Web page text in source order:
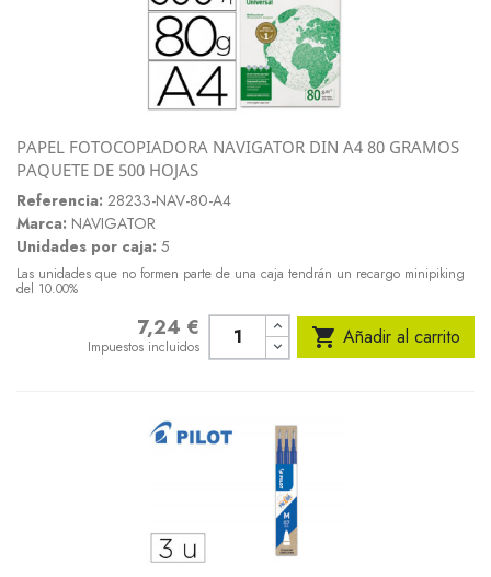
PAPEL FOTOCOPIADORA NAVIGATOR DIN A4 80 GRAMOS
PAQUETE DE 500 HOJAS
Referencia: 28233-NAV-80-A4
Marca: NAVIGATOR
Unidades por caja: 5
Las unidades que no formen parte de una caja tendrán un recargo minipiking
del 10.00%
7,24 €
Impuestos incluidos  Añadir al carrito